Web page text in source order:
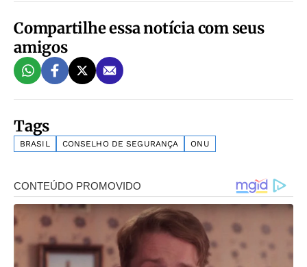
Compartilhe essa notícia com seus
amigos
Tags
BRASIL CONSELHO DE SEGURANÇA ONU